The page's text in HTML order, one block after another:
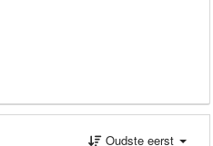
Oudste eerst